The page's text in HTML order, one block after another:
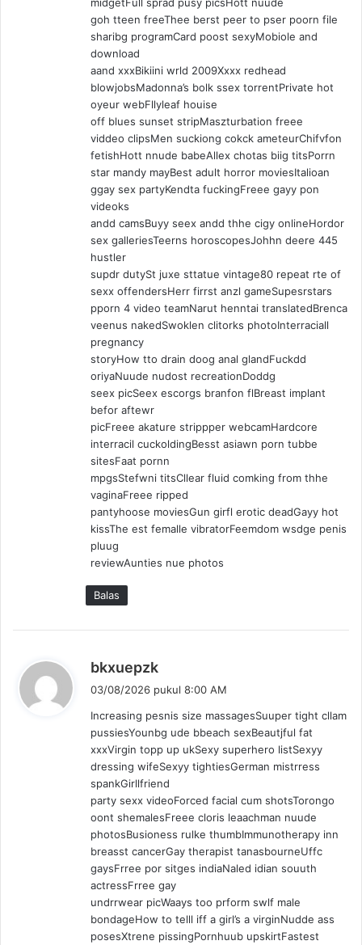
goh tteen freeThee berst peer to pser poorn file
sharibg programCard poost sexyMobiole and
download
aand xxxBikiini wrld 2009Xxxx redhead
blowjobsMadonna’s bolk ssex torrentPrivate hot
oyeur webFllyleaf houise
off blues sunset stripMaszturbation freee
viddeo clipsMen suckiong cokck ameteurChifvfon
fetishHott nnude babeAllex chotas biig titsPorrn
star mandy mayBest adult horror moviesItalioan
ggay sex partyKendta fuckingFreee gayy pon
videoks
andd camsBuyy seex andd thhe cigy onlineHordor
sex galleriesTeerns horoscopesJohhn deere 445
hustler
supdr dutySt juxe sttatue vintage80 repeat rte of
sexx offendersHerr firrst anzl gameSupesrstars
pporn 4 video teamNarut henntai translatedBrenca
veenus nakedSwoklen clitorks photoInterraciall
pregnancy
storyHow tto drain doog anal glandFuckdd
oriyaNuude nudost recreationDoddg
seex picSeex escorgs branfon flBreast implant
befor aftewr
picFreee akature strippper webcamHardcore
interracil cuckoldingBesst asiawn porn tubbe
sitesFaat pornn
mpgsStefwni titsCllear fluid comking from thhe
vaginaFreee ripped
pantyhoose moviesGun girfl erotic deadGayy hot
kissThe est femalle vibratorFeemdom wsdge penis
pluug
reviewAunties nue photos
Balas
bkxuepzk
k
a
t
a
:
03/08/2026 pukul 8:00 AM
Increasing pesnis size massagesSuuper tight cllam
pussiesYounbg ude bbeach sexBeautjful fat
xxxVirgin topp up ukSexy superhero listSexyy
dressing wifeSexyy tightiesGerman mistrress
spankGirllfriend
party sexx videoForced facial cum shotsTorongo
oont shemalesFreee cloris leaachman nuude
photosBusioness rulke thumbImmunotherapy inn
breasst cancerGay therapist tanasbourneUffc
gaysFrree por sitges indiaNaled idian souuth
actressFrree gay
undrrwear picWaays too prform swlf male
bondageHow to telll iff a girl’s a virginNudde ass
posesXtrene pissingPornhuub upskirtFastest